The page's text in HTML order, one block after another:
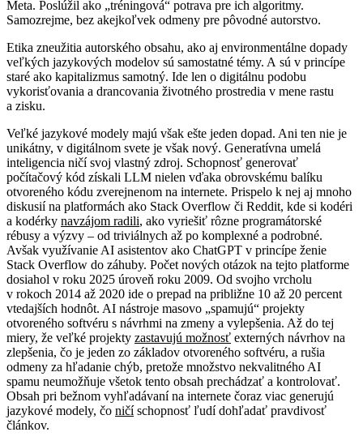
Meta. Poslúžil ako „tréningová“ potrava pre ich algoritmy.
Samozrejme, bez akejkoľvek odmeny pre pôvodné autorstvo.
Etika zneužitia autorského obsahu, ako aj environmentálne dopady
veľkých jazykových modelov sú samostatné témy. A sú v princípe
staré ako kapitalizmus samotný. Ide len o digitálnu podobu
vykorisťovania a drancovania životného prostredia v mene rastu
a zisku.
Veľké jazykové modely majú však ešte jeden dopad. Ani ten nie je
unikátny, v digitálnom svete je však nový. Generatívna umelá
inteligencia ničí svoj vlastný zdroj. Schopnosť generovať
počítačový kód získali LLM nielen vďaka obrovskému balíku
otvoreného kódu zverejnenom na internete. Prispelo k nej aj mnoho
diskusií na platformách ako Stack Overflow či Reddit, kde si kodéri
a kodérky navzájom radili, ako vyriešiť rôzne programátorské
rébusy a výzvy – od triviálnych až po komplexné a podrobné.
Avšak využívanie AI asistentov ako ChatGPT v princípe ženie
Stack Overflow do záhuby. Počet nových otázok na tejto platforme
dosiahol v roku 2025 úroveň roku 2009. Od svojho vrcholu
v rokoch 2014 až 2020 ide o prepad na približne 10 až 20 percent
vtedajších hodnôt. AI nástroje masovo „spamujú“ projekty
otvoreného softvéru s návrhmi na zmeny a vylepšenia. Až do tej
miery, že veľké projekty zastavujú možnosť externých návrhov na
zlepšenia, čo je jeden zo základov otvoreného softvéru, a rušia
odmeny za hľadanie chýb, pretože množstvo nekvalitného AI
spamu neumožňuje všetok tento obsah prechádzať a kontrolovať.
Obsah pri bežnom vyhľadávaní na internete čoraz viac generujú
jazykové modely, čo ničíschopnosť ľudí dohľadať pravdivosť
článkov.